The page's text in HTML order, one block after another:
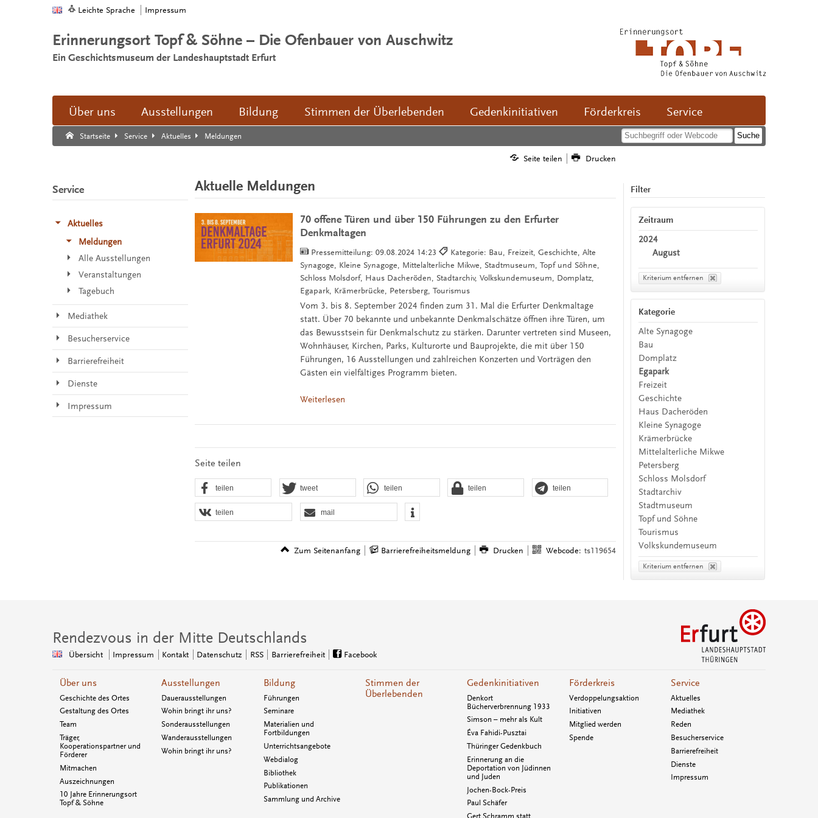
Leichte Sprache Impressum
Erinnerungsort Topf & Söhne – Die Ofenbauer von Auschwitz
Ein Geschichtsmuseum der Landeshauptstadt Erfurt
Über uns Ausstellungen Bildung Stimmen der Überlebenden Gedenkinitiativen Förderkreis Service
Startseite Service Aktuelles Meldungen
Suche:
Suche Ende.
Seite teilen Drucken
Aktuelle Meldungen
70 offene Türen und über 150 Führungen zu den Erfurter
Denkmaltagen
Pressemitteilung:09.08.2024 14:23
Kategorie: Bau, Freizeit, Geschichte, Alte
Synagoge, Kleine Synagoge, Mittelalterliche Mikwe, Stadtmuseum, Topf und Söhne,
Schloss Molsdorf, Haus Dacheröden, Stadtarchiv, Volkskundemuseum, Domplatz,
Egapark, Krämerbrücke, Petersberg, Tourismus
Vom 3. bis 8. September 2024 finden zum 31. Mal die Erfurter Denkmaltage
statt. Über 70 bekannte und unbekannte Denkmalschätze öffnen ihre Türen, um
das Bewusstsein für Denkmalschutz zu stärken. Darunter vertreten sind Museen,
Wohnhäuser, Kirchen, Parks, Kulturorte und Bauprojekte, die mit über 150
Führungen, 16 Ausstellungen und zahlreichen Konzerten und Vorträgen den
Gästen ein vielfältiges Programm bieten.
Weiterlesen
Seite teilen
teilen tweet teilen teilen teilen
teilen mail
Zum Seitenanfang Barrierefreiheitsmeldung Drucken Webcode: ts119654
Filter
Zeitraum
2024
August
Kriterium entfernen
Kategorie
Alte Synagoge
Bau
Domplatz
Egapark
Freizeit
Geschichte
Haus Dacheröden
Kleine Synagoge
Krämerbrücke
Mittelalterliche Mikwe
Petersberg
Schloss Molsdorf
Stadtarchiv
Stadtmuseum
Topf und Söhne
Tourismus
Volkskundemuseum
Kriterium entfernen
Service
Aktuelles
Meldungen
Alle Ausstellungen
Veranstaltungen
Tagebuch
Mediathek
Besucherservice
Barrierefreiheit
Dienste
Impressum
Rendezvous in der Mitte Deutschlands
Übersicht Impressum Kontakt Datenschutz RSS Barrierefreiheit Facebook
Über uns
Geschichte des Ortes
Gestaltung des Ortes
Team
Träger,
Kooperationspartner und
Förderer
Mitmachen
Auszeichnungen
10 Jahre Erinnerungsort
Topf & Söhne
Ausstellungen
Dauerausstellungen
Wohin bringt ihr uns?
Sonderausstellungen
Wanderausstellungen
Wohin bringt ihr uns?
Bildung
Führungen
Seminare
Materialien und
Fortbildungen
Unterrichtsangebote
Webdialog
Bibliothek
Publikationen
Sammlung und Archive
Stimmen der
Überlebenden
Gedenkinitiativen
Denkort
Bücherverbrennung 1933
Simson – mehr als Kult
Éva Fahidi-Pusztai
Thüringer Gedenkbuch
Erinnerung an die
Deportation von Jüdinnen
und Juden
Jochen-Bock-Preis
Paul Schäfer
Förderkreis
Verdoppelungsaktion
Initiativen
Mitglied werden
Spende
Service
Aktuelles
Mediathek
Reden
Besucherservice
Barrierefreiheit
Dienste
Impressum